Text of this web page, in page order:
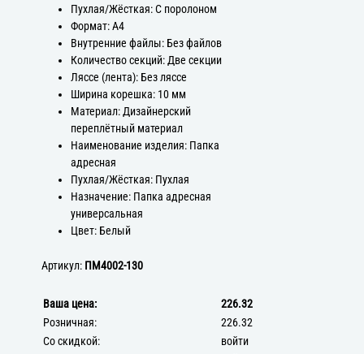
Пухлая/Жёсткая: С поролоном
Формат: А4
Внутренние файлы: Без файлов
Количество секций: Две секции
Ляссе (лента): Без ляссе
Ширина корешка: 10 мм
Материал: Дизайнерский
переплётный материал
Наименование изделия: Папка
адресная
Пухлая/Жёсткая: Пухлая
Назначение: Папка адресная
универсальная
Цвет: Белый
Артикул: ПМ4002-130
Ваша цена:
226.32
Розничная:
226.32
Со скидкой:
войти